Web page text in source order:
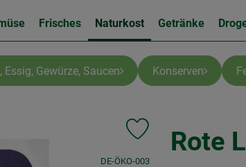
Frisches Naturkost Getränke
Essig, Gewürze, Saucen Konserven
Rote
Produkt zu Favouriten
, Kontrollstelle:
DE-ÖKO-003